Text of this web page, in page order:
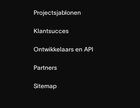
Projectsjablonen
Klantsucces
Ontwikkelaars en API
Partners
Sitemap